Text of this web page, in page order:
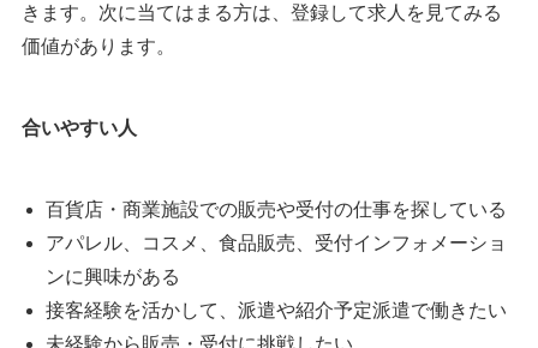
きます。次に当てはまる方は、登録して求人を見てみる
価値があります。
合いやすい人
百貨店・商業施設での販売や受付の仕事を探している
アパレル、コスメ、食品販売、受付インフォメーショ
ンに興味がある
接客経験を活かして、派遣や紹介予定派遣で働きたい
未経験から販売・受付に挑戦したい